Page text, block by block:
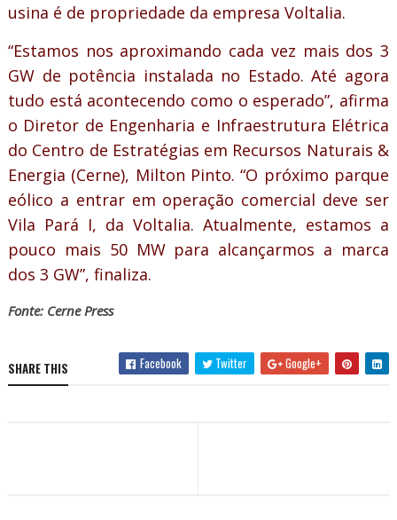
usina é de propriedade da empresa Voltalia.
“Estamos nos aproximando cada vez mais dos 3
GW de potência instalada no Estado. Até agora
tudo está acontecendo como o esperado”, afirma
o Diretor de Engenharia e Infraestrutura Elétrica
do Centro de Estratégias em Recursos Naturais &
Energia (Cerne), Milton Pinto. “O próximo parque
eólico a entrar em operação comercial deve ser
Vila Pará I, da Voltalia. Atualmente, estamos a
pouco mais 50 MW para alcançarmos a marca
dos 3 GW”, finaliza.
Fonte: Cerne Press
SHARE THIS Facebook Twitter Google+